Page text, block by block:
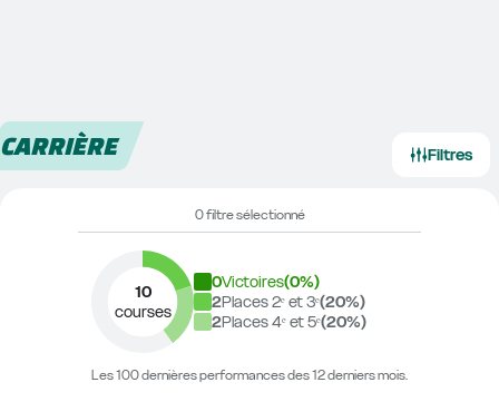
CARRIÈRE Filtres
0 filtre sélectionné
10
courses
0Victoires(0%)
2Places 2ᵉ et 3ᵉ(20%)
2Places 4ᵉ et 5ᵉ(20%)
Les 100 dernières performances des 12 derniers mois.